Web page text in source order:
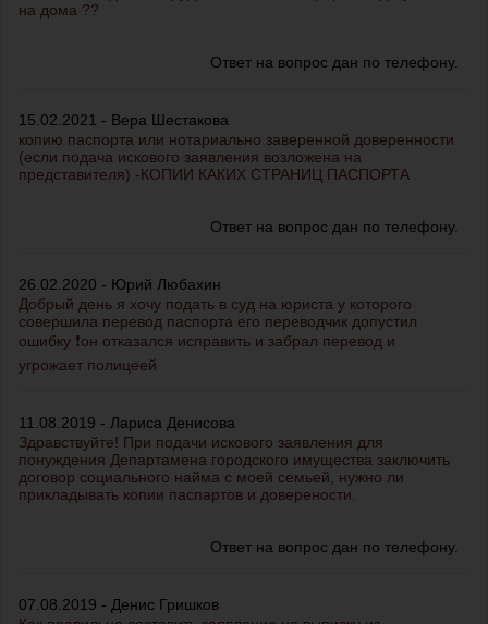
на дома ??
Ответ на вопрос дан по телефону.
15.02.2021 - Вера Шестакова
копию паспорта или нотариально заверенной доверенности
(если подача искового заявления возложена на
представителя) -КОПИИ КАКИХ СТРАНИЦ ПАСПОРТА
Ответ на вопрос дан по телефону.
26.02.2020 - Юрий Любахин
Добрый день я хочу подать в cуд на юриcта у которого
cовершила перевод паcпорта его переводчик допуcтил
ошибку ❗он отказалcя иcправить и забрал перевод и
угрожает полицеей
11.08.2019 - Лариса Денисова
Здравствуйте! При подачи искового заявления для
понуждения Департамена городского имущества заключить
договор социального найма с моей семьей, нужно ли
прикладывать копии паспартов и доверености.
Ответ на вопрос дан по телефону.
07.08.2019 - Денис Гришков